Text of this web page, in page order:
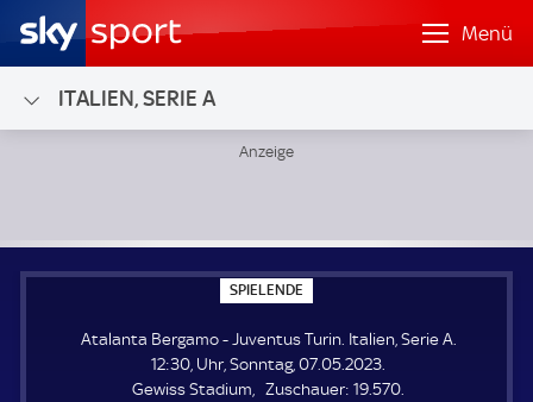
Menü
ITALIEN, SERIE A
SPIELENDE
P
E
L
E
N
Atalanta Bergamo - Juventus Turin. Italien, Serie A.
12:30, Uhr, Sonntag, 07.05.2023.
Gewiss Stadium
Zuschauer: Z
19.570.